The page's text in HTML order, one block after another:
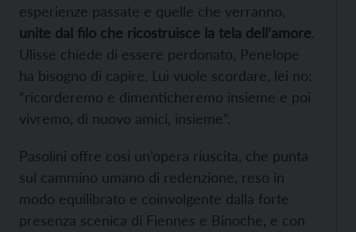
esperienze passate e quelle che verranno,
unite dal filo che ricostruisce la tela dell’amore.
Ulisse chiede di essere perdonato, Penelope
ha bisogno di capire. Lui vuole scordare, lei no:
“ricorderemo e dimenticheremo insieme e poi
vivremo, di nuovo amici, insieme”.
Pasolini offre così un’opera riuscita, che punta
sul cammino umano di redenzione, reso in
modo equilibrato e coinvolgente dalla forte
presenza scenica di Fiennes e Binoche, e con